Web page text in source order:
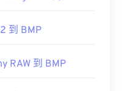
到 BMP
RAW 到 BMP